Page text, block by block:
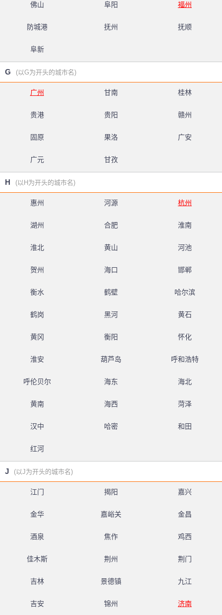
佛山 阜阳 福州
防城港 抚州 抚顺
阜新
G (以G为开头的城市名)
广州 甘南 桂林
贵港 贵阳 赣州
固原 果洛 广安
广元 甘孜
H (以H为开头的城市名)
惠州 河源 杭州
湖州 合肥 淮南
淮北 黄山 河池
贺州 海口 邯郸
衡水 鹤壁 哈尔滨
鹤岗 黑河 黄石
黄冈 衡阳 怀化
淮安 葫芦岛 呼和浩特
呼伦贝尔 海东 海北
黄南 海西 菏泽
汉中 哈密 和田
红河
J (以J为开头的城市名)
江门 揭阳 嘉兴
金华 嘉峪关 金昌
酒泉 焦作 鸡西
佳木斯 荆州 荆门
吉林 景德镇 九江
吉安 锦州 济南